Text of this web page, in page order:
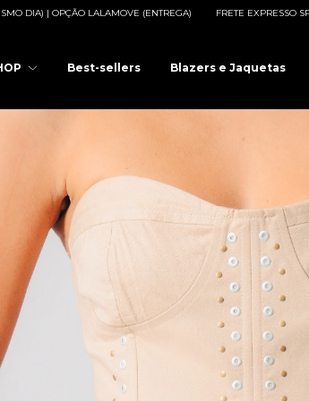
(ENTREGA) FRETE EXPRESSO SP (CHEGA NO MESMO
Best-sellers Blazers e Jaquetas